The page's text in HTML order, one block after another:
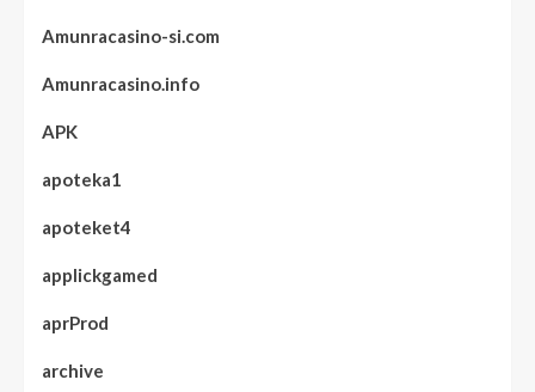
Amunracasino-si.com
Amunracasino.info
APK
apoteka1
apoteket4
applickgamed
aprProd
archive